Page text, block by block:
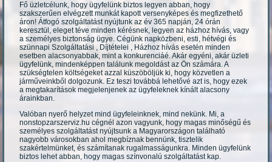
Fő üzletcélunk, hogy ügyfelünk biztos legyen abban, hogy
szakszerűen elvégzett munkát kapott versenyképes és megfizethető
áron! Átfogó szolgáltatást nyújtunk az év 365 napján, 24 órán
keresztül, eleget téve minden kérésnek, legyen az házhoz hívás, vagy
a személyes biztonság ügye. Cégünk napközbeni, esti, hétvégi és
szünnapi Szolgáltatási , Díjtételei , Házhoz hívás esetén minden
esetben alacsonyabbak, mint a konkurenciáé. Akár egyéni, akár üzleti
ügyfelünk, mindenképpen találunk megoldást az Ön számára. A
szükségtelen költségeket azzal küszöböljük ki, hogy közvetlen a
járműveinkből dolgozunk. Ez teszi továbbá lehetővé azt is, hogy ezek
a megtakarítások megjelenjenek az ügyfeleknek kínált alacsony
árainkban.
Valóban nyerő helyzet mind ügyfeleinknek, mind nekünk. Mi, a
nonstopzarszerviz.hu cégnél azon vagyunk, hogy magas minőségű és
személyes szolgáltatást nyújtsunk a Magyarországon található
nagyobb városokban ahol megbíznak bennünk, tisztelik
szakértelmünket, és számítanak rugalmasságunkra. Minden ügyfelünk
biztos lehet abban, hogy magas színvonalú szolgáltatást kap.